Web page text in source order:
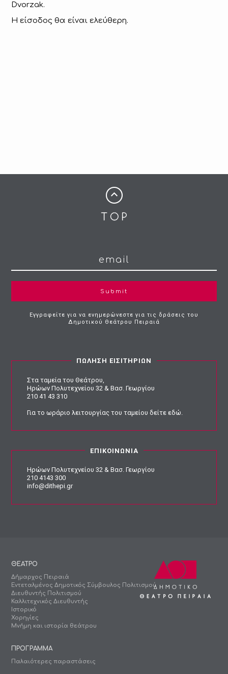
Dvorzak.
Η είσοδος θα είναι ελεύθερη.
Submit
Εγγραφείτε για να ενημερώνεστε για τις δράσεις του
Δημοτικού Θεάτρου Πειραιά
ΠΩΛΗΣΗ ΕΙΣΙΤΗΡΙΩΝ
Στα ταμεία του Θεάτρου,
Ηρώων Πολυτεχνείου 32 & Βασ. Γεωργίου
210 41 43 310
Για το ωράριο λειτουργίας του ταμείουδείτε εδώ
ΕΠΙΚΟΙΝΩΝΙΑ
Ηρώων Πολυτεχνείου 32 & Βασ. Γεωργίου
210 4143 300
info@dithepi.gr
ΘΕΑΤΡΟ
Δήμαρχος Πειραιά
Εντεταλμένος Δημοτικός Σύμβουλος Πολιτισμού
Διευθυντής Πολιτισμού
Καλλιτεχνικός Διευθυντής
Ιστορικό
Χορηγίες
Μνήμη και ιστορία θεάτρου
ΠΡΟΓΡΑΜΜΑ
Παλαιότερες παραστάσεις